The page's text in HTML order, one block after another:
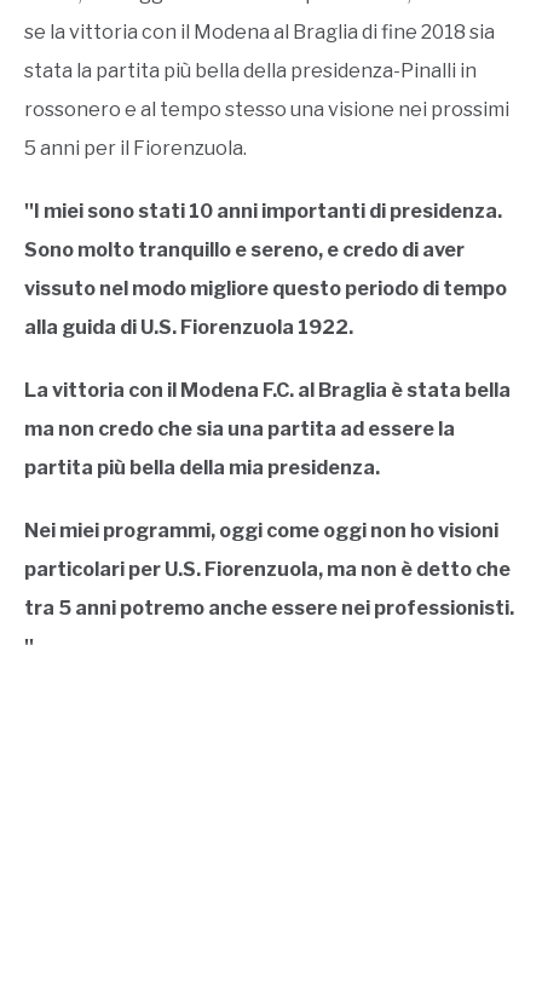
se la vittoria con il Modena al Braglia di fine 2018 sia
stata la partita più bella della presidenza-Pinalli in
rossonero e al tempo stesso una visione nei prossimi
5 anni per il Fiorenzuola.
''I miei sono stati 10 anni importanti di presidenza.
Sono molto tranquillo e sereno, e credo di aver
vissuto nel modo migliore questo periodo di tempo
alla guida di U.S. Fiorenzuola 1922.
La vittoria con il Modena F.C. al Braglia è stata bella
ma non credo che sia una partita ad essere la
partita più bella della mia presidenza.
Nei miei programmi, oggi come oggi non ho visioni
particolari per U.S. Fiorenzuola, ma non è detto che
tra 5 anni potremo anche essere nei professionisti.
''